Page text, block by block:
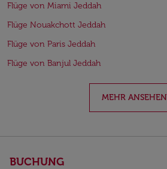
Flüge von Miami Jeddah
Flüge Nouakchott Jeddah
Flüge von Paris Jeddah
Flüge von Banjul Jeddah
MEHR ANSEHEN
BUCHUNG